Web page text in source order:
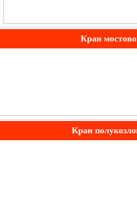
Кран
Кран